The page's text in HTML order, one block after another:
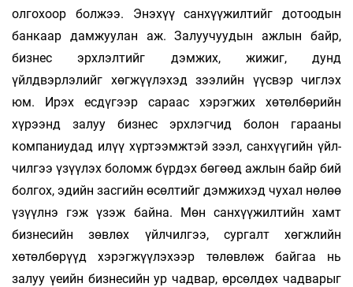
олгохоор болжээ. Энэхүү санхүүжилтийг дотоодын
банкаар дамжуулан аж. Залуу­чуудын ажлын байр,
бизнес эрхлэлтийг дэмжих, жижиг, дунд
үйлдвэрлэлийг хөгжүүлэхэд зээлийн үүсвэр чиглэх
юм. Ирэх есдүгээр сараас хэрэгжих хөтөлбөрийн
хүрээнд залуу бизнес эрхлэгчид болон гарааны
компаниудад илүү хүртээмжтэй зээл, санхүүгийн үйл­
чилгээ үзүүлэх боломж бүрдэх бөгөөд ажлын байр бий
болгох, эдийн засгийн өсөлтийг дэмжихэд чухал нөлөө
үзүүлнэ гэж үзэж байна. Мөн санхүүжилтийн хамт
бизнесийн зөвлөх үйлчилгээ, сургалт хөгжлийн
хөтөлбөрүүд хэрэгжүүлэхээр төлөвлөж байгаа нь
залуу үеийн бизнесийн ур чадвар, өрсөлдөх чадварыг